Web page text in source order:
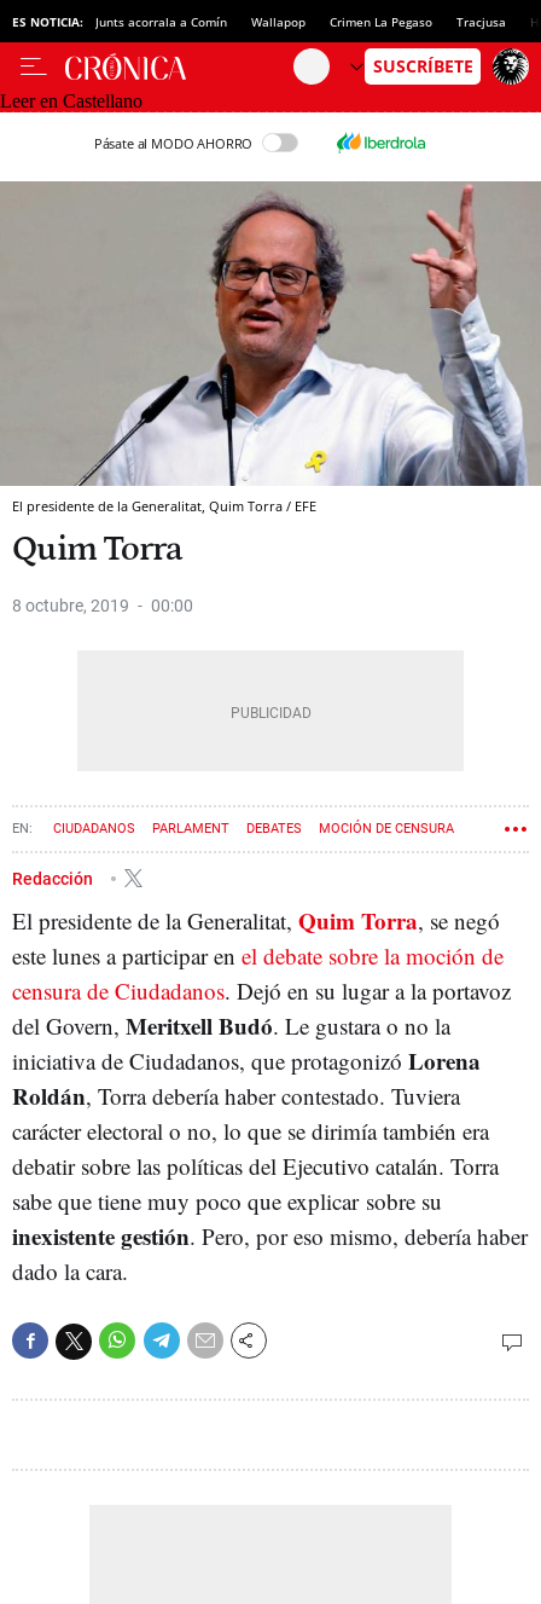
ES NOTICIA: Junts acorrala a Comín Wallapop Crimen La Pegaso Tracjusa
Leer en Castellano
Pásate al MODO AHORRO
El presidente de la Generalitat, Quim Torra / EFE
Quim Torra
8 octubre, 2019 00:00
CIUDADANOS PARLAMENT DEBATES MOCIÓN DE CENSURA
QUIM TORRA
Redacción
El presidente de la Generalitat, Quim Torra, se negó
este lunes a participar en el debate sobre la moción de
censura de Ciudadanos. Dejó en su lugar a la portavoz
del Govern, Meritxell Budó. Le gustara o no la
iniciativa de Ciudadanos, que protagonizó Lorena
Roldán, Torra debería haber contestado. Tuviera
carácter electoral o no, lo que se dirimía también era
debatir sobre las políticas del Ejecutivo catalán. Torra
sabe que tiene muy poco que explicar sobre su
inexistente gestión. Pero, por eso mismo, debería haber
dado la cara.